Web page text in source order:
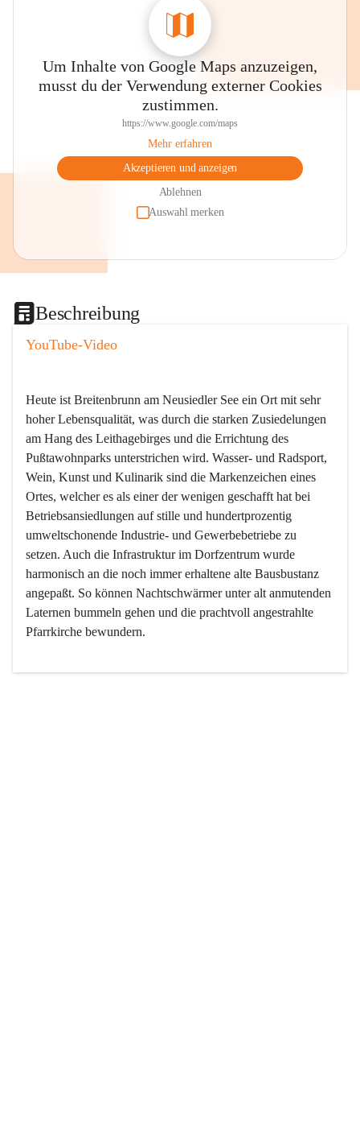
Um Inhalte von Google Maps anzuzeigen,
musst du der Verwendung externer Cookies
zustimmen.
https://www.google.com/maps
Mehr erfahren
Akzeptieren und anzeigen
Ablehnen
Auswahl merken
Beschreibung
YouTube-Video
Heute ist Breitenbrunn am Neusiedler See ein Ort mit sehr
hoher Lebensqualität, was durch die starken Zusiedelungen
am Hang des Leithagebirges und die Errichtung des
Pußtawohnparks unterstrichen wird. Wasser- und Radsport,
Wein, Kunst und Kulinarik sind die Markenzeichen eines
Ortes, welcher es als einer der wenigen geschafft hat bei
Betriebsansiedlungen auf stille und hundertprozentig
umweltschonende Industrie- und Gewerbebetriebe zu
setzen. Auch die Infrastruktur im Dorfzentrum wurde
harmonisch an die noch immer erhaltene alte Bausbustanz
angepaßt. So können Nachtschwärmer unter alt anmutenden
Laternen bummeln gehen und die prachtvoll angestrahlte
Pfarrkirche bewundern.
Der Weinbau dominert heute nicht mehr, ist aber integrativer